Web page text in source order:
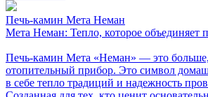
Печь-камин Мета Неман
Мета Неман: Тепло, которое объединяет
Печь-камин Мета «Неман» — это
отопительный прибор. Это символ
в себе тепло традиций и надежность